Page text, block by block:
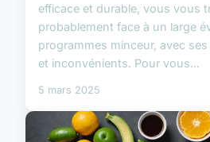
efficace et durable, vous vous
probablement face à un large
programmes minceur, avec
et inconvénients. Pour vous...
5 mars 2025